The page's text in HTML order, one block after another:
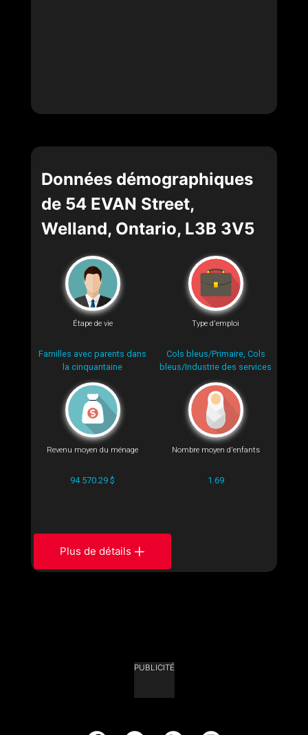
Données démographiques
de 54 EVAN Street,
Welland, Ontario, L3B 3V5
Étape de vie
Familles avec parents dans
la cinquantaine
Type d'emploi
Cols bleus/Primaire, Cols
bleus/Industrie des services
Revenu moyen du ménage
94 570.29 $
Nombre moyen d'enfants
1.69
Plus de détails
PUBLICITÉ